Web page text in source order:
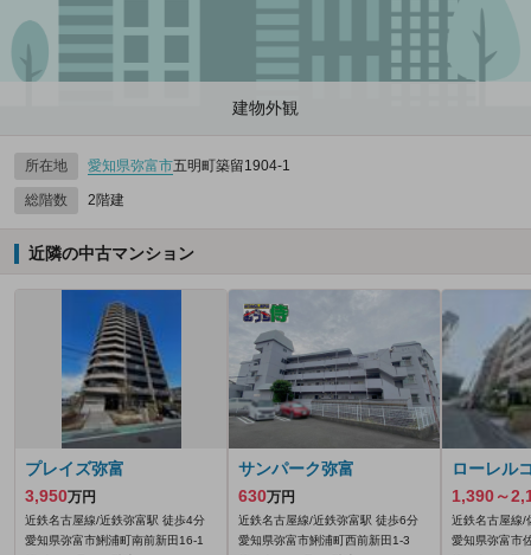
建物外観
所在地 愛知県弥富市五明町築留1904‐1
総階数 2階建
近隣の中古マンション
プレイズ弥富
3,950万円
近鉄名古屋線/近鉄弥富駅 徒歩4分
愛知県弥富市鯏浦町南前新田16‐1
サンパーク弥富
630万円
近鉄名古屋線/近鉄弥富駅 徒歩6分
愛知県弥富市鯏浦町西前新田1‐3
ローレル
1,390～
近鉄名古屋線/
愛知県弥富市